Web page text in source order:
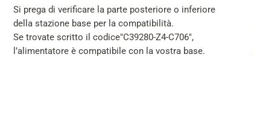
Si prega di verificare la parte posteriore o inferiore
della stazione base per la compatibilità.
Se trovate scritto il codice"C39280-Z4-C706",
l’alimentatore è compatibile con la vostra base.